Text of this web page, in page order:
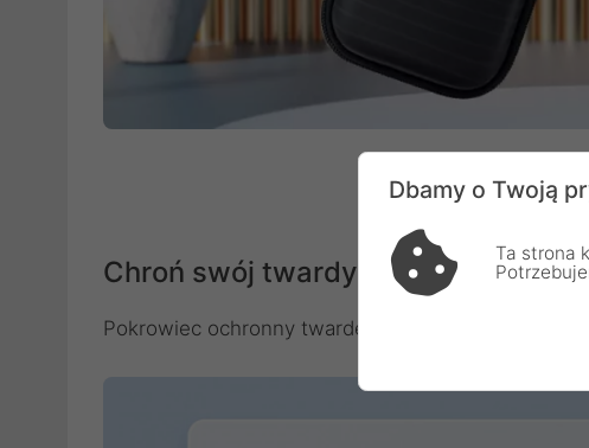
Chroń swój twardy dysk
Pokrowiec ochronny twardego dysku typu M.2.
Dbamy o Twoją
Ta strona